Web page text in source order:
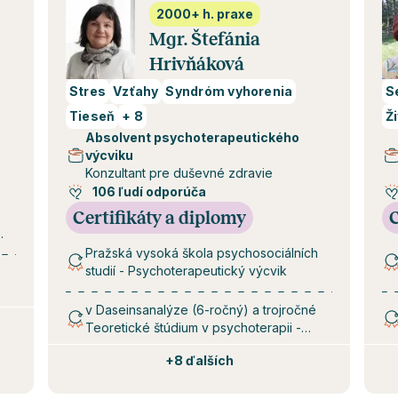
2000+ h. praxe
Mgr. Štefánia
Hrivňáková
Stres Vzťahy Syndróm vyhorenia
Tieseň + 8
Absolvent psychoterapeutického
výcviku
Konzultant pre duševné zdravie
106 ľudí odporúča
Certifikáty a diplomy
Pražská vysoká škola psychosociálních
studií - Psychoterapeutický výcvik
v Daseinsanalýze (6-ročný) a trojročné
Teoretické štúdium v psychoterapii -
+8 ďalších